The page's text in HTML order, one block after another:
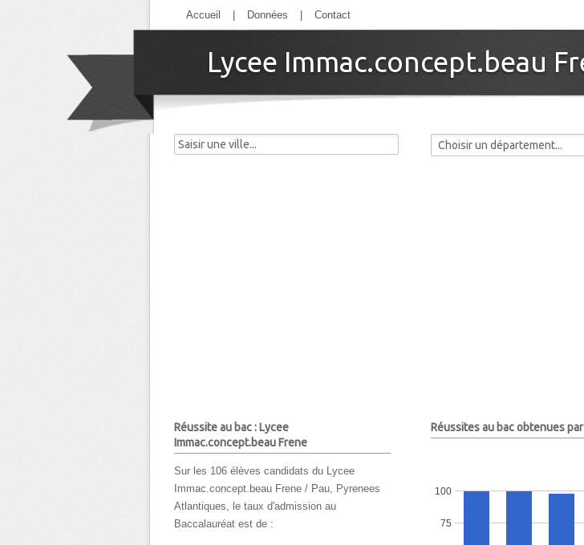
Accueil Données Contact
Lycee Immac.concept.beau
Réussite au bac : Lycee
Immac.concept.beau Frene
Sur les 106 élèves candidats du Lycee
Immac.concept.beau Frene / Pau, Pyrenees
Atlantiques, le taux d'admission au
Baccalauréat est de :
Réussites au bac obtenues
75
100